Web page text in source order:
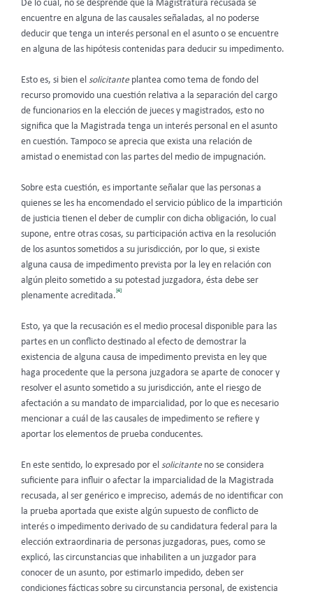
De lo cual, no se desprende que la Magistratura recusada se
encuentre en alguna de las causales señaladas, al no poderse
deducir que tenga un interés personal en el asunto o se encuentre
en alguna de las hipótesis contenidas para deducir su impedimento.
Esto es, si bien el solicitante plantea como tema de fondo del
recurso promovido una cuestión relativa a la separación del cargo
de funcionarios en la elección de jueces y magistrados, esto no
significa que la Magistrada tenga un interés personal en el asunto
en cuestión. Tampoco se aprecia que exista una relación de
amistad o enemistad con las partes del medio de impugnación.
Sobre esta cuestión, es importante señalar que las personas a
quienes se les ha encomendado el servicio público de la impartición
de justicia tienen el deber de cumplir con dicha obligación, lo cual
supone, entre otras cosas, su participación activa en la resolución
de los asuntos sometidos a su jurisdicción, por lo que, si existe
alguna causa de impedimento prevista por la ley en relación con
algún pleito sometido a su potestad juzgadora, ésta debe ser
plenamente acreditada.
[4]
Esto, ya que la recusación es el medio procesal disponible para las
partes en un conflicto destinado al efecto de demostrar la
existencia de alguna causa de impedimento prevista en ley que
haga procedente que la persona juzgadora se aparte de conocer y
resolver el asunto sometido a su jurisdicción, ante el riesgo de
afectación a su mandato de imparcialidad, por lo que es necesario
mencionar a cuál de las causales de impedimento se refiere y
aportar los elementos de prueba conducentes.
En este sentido, lo expresado por el solicitanteno se considera
suficiente para influir o afectar la imparcialidad de la Magistrada
recusada, al ser genérico e impreciso, además de no identificar con
la prueba aportada que existe algún supuesto de conflicto de
interés o impedimento derivado de su candidatura federal para la
elección extraordinaria de personas juzgadoras, pues, como se
explicó, las circunstancias que inhabiliten a un juzgador para
conocer de un asunto, por estimarlo impedido, deben ser
condiciones fácticas sobre su circunstancia personal, de existencia